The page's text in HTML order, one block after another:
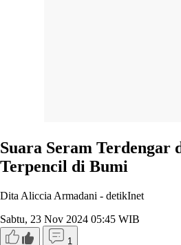
Suara Seram Terdengar
Terpencil di Bumi
Dita Aliccia Armadani - detikInet
Sabtu, 23 Nov 2024 05:45 WIB
1